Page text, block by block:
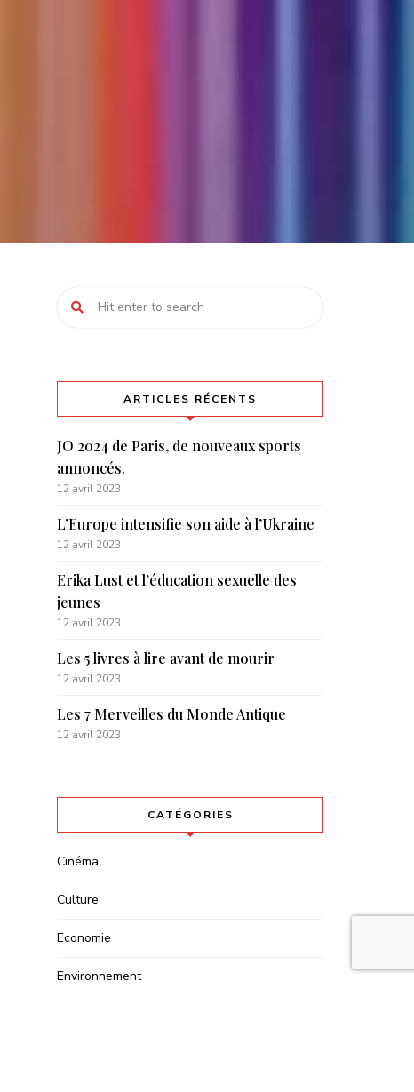
ARTICLES RÉCENTS
JO 2024 de Paris, de nouveaux sports
annoncés.
12 avril 2023
L’Europe intensifie son aide à l’Ukraine
12 avril 2023
Erika Lust et l’éducation sexuelle des
jeunes
12 avril 2023
Les 5 livres à lire avant de mourir
12 avril 2023
Les 7 Merveilles du Monde Antique
12 avril 2023
CATÉGORIES
Cinéma
Culture
Economie
Environnement